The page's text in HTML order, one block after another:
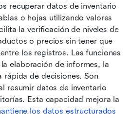
recuperar datos de inventario
o hojas utilizando valores
la verificación de niveles de
o precios sin tener que
los registros. Las funciones
elaboración de informes, la
de decisiones. Son
resumir datos de inventario
Esta capacidad mejora la
los datos estructurados